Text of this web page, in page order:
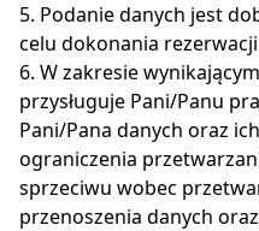
5. Podanie danych jest
celu dokonania
6. W zakresie
przysługuje Pani/Panu
Pani/Pana danych oraz
ograniczenia
sprzeciwu wobec
przenoszenia danych